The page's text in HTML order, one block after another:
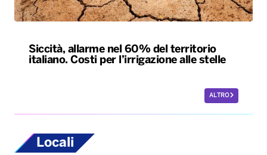
Siccità, allarme nel 60% del territorio
italiano. Costi per l’irrigazione alle stelle
ALTRO
Locali